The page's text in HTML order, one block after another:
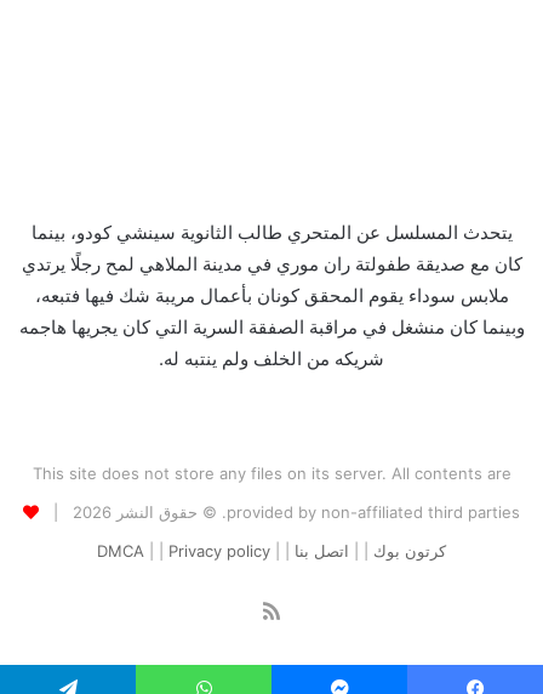
يتحدث المسلسل عن المتحري طالب الثانوية سينشي كودو، بينما
كان مع صديقة طفولتة ران موري في مدينة الملاهي لمح رجلًا يرتدي
ملابس سوداء يقوم المحقق كونان بأعمال مريبة شك فيها فتبعه،
وبينما كان منشغل في مراقبة الصفقة السرية التي كان يجريها هاجمه
شريكه من الخلف ولم ينتبه له.
This site does not store any files on its server. All contents are
provided by non-affiliated third parties. © حقوق النشر 2026 |
كرتون بوك
اتصل بنا DMCA Privacy policy
ملخص
الموقع